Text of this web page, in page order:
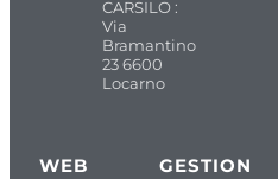
CARSILO :
Via
Bramantino
23 6600
Locarno
WEB GESTION